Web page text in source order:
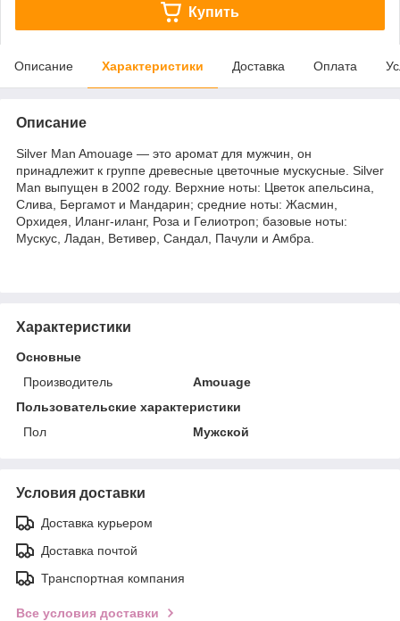
Купить
Описание Характеристики Доставка Оплата
Описание
Silver Man Amouage — это аромат для мужчин, он
принадлежит к группе древесные цветочные мускусные. Silver
Man выпущен в 2002 году. Верхние ноты: Цветок апельсина,
Слива, Бергамот и Мандарин; средние ноты: Жасмин,
Орхидея, Иланг-иланг, Роза и Гелиотроп; базовые ноты:
Мускус, Ладан, Ветивер, Сандал, Пачули и Амбра.
Характеристики
Основные
Производитель
Amouage
Пользовательские характеристики
Пол
Мужской
Условия доставки
Доставка курьером
Доставка почтой
Транспортная компания
Все условия доставки